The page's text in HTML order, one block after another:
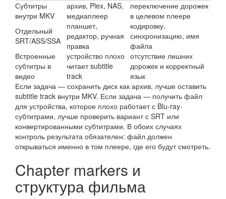
Субтитры
внутри MKV
архив, Plex, NAS,
медиаплеер
переключение дорожек
в целевом плеере
Отдельный
SRT/ASS/SSA
планшет,
редактор, ручная
правка
кодировку,
синхронизацию, имя
файла
Встроенные
субтитры в
видео
устройство плохо
читает subtitle
track
отсутствие лишних
дорожек и корректный
язык
Если задача — сохранить диск как архив, лучше оставить
subtitle track внутри MKV. Если задача — получить файл
для устройства, которое плохо работает с Blu-ray-
субтитрами, лучше проверить вариант с SRT или
конвертированными субтитрами. В обоих случаях
контроль результата обязателен: файл должен
открываться именно в том плеере, где его будут смотреть.
Chapter markers и
структура фильма